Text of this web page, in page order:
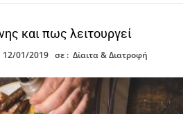
και πως λειτουργεί
12/01/2019 σε : Δίαιτα & Διατροφή